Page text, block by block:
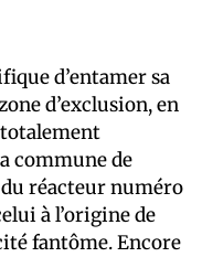
d’entamer sa
d’exclusion, en
commune de
réacteur numéro
à l’origine de
fantôme. Encore